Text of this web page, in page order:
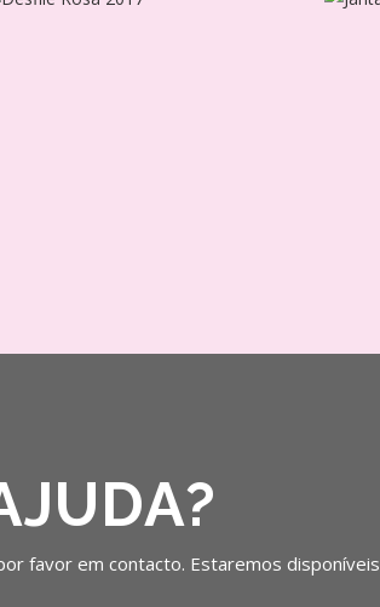
favor em contacto. Estaremos disponíveis